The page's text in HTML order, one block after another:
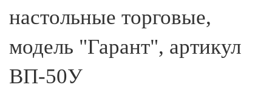
настольные торговые,
модель "Гарант", артикул
ВП-50У